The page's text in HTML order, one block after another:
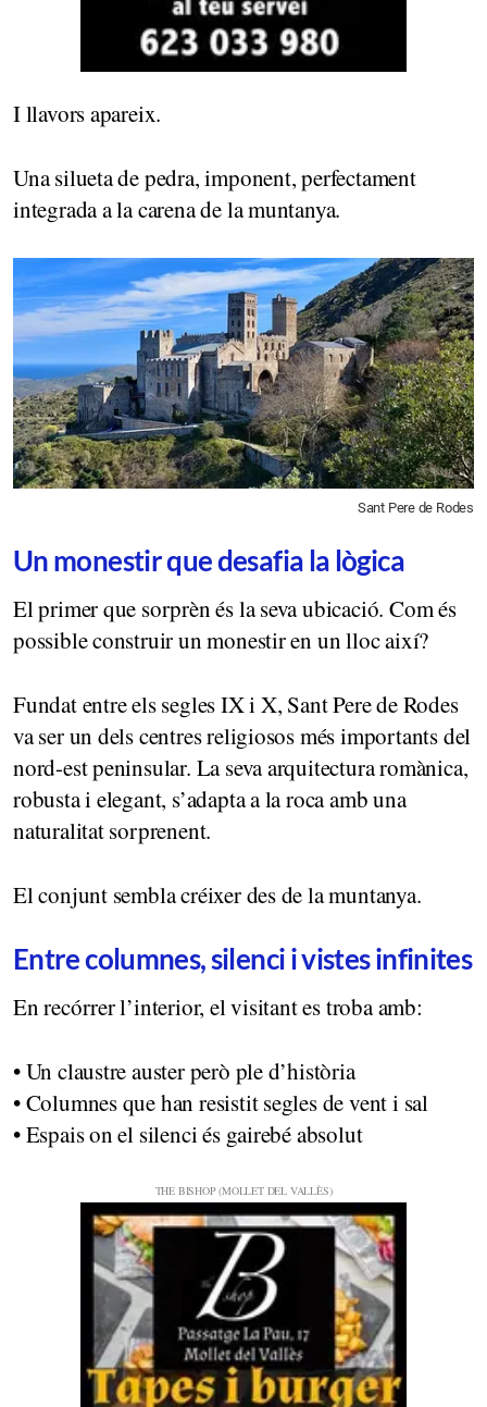
I llavors apareix.
Una silueta de pedra, imponent, perfectament
integrada a la carena de la muntanya.
Sant Pere de Rodes
Un monestir que desafia la lògica
El primer que sorprèn és la seva ubicació. Com és
possible construir un monestir en un lloc així?
Fundat entre els segles IX i X, Sant Pere de Rodes
va ser un dels centres religiosos més importants del
nord-est peninsular. La seva arquitectura romànica,
robusta i elegant, s’adapta a la roca amb una
naturalitat sorprenent.
El conjunt sembla créixer des de la muntanya.
Entre columnes, silenci i vistes infinites
En recórrer l’interior, el visitant es troba amb:
• Un claustre auster però ple d’història
• Columnes que han resistit segles de vent i sal
• Espais on el silenci és gairebé absolut